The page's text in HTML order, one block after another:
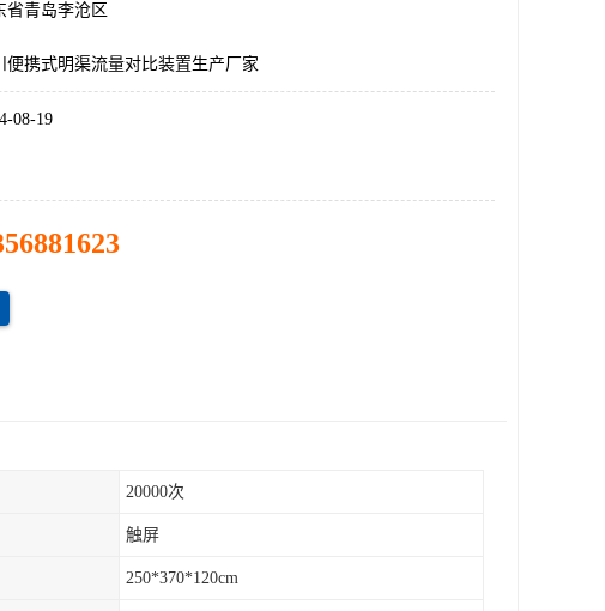
省青岛李沧区
便携式明渠流量对比装置生产厂家
08-19
20000次
触屏
250*370*120cm